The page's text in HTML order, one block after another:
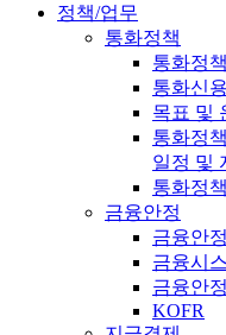
정책/업무
통화정책
통화정
통화신
목표 및
통화정
일정 및
통화정
금융안정
금융안
금융시
금융안
KOFR